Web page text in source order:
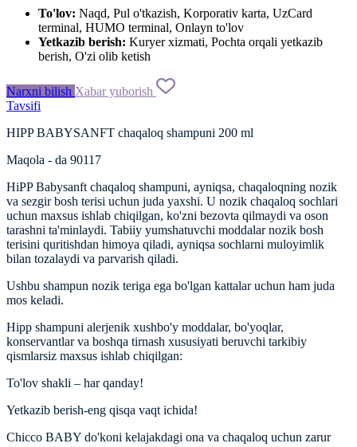
To'lov: Naqd, Pul o'tkazish, Korporativ karta, UzCard
terminal, HUMO terminal, Onlayn to'lov
Yetkazib berish: Kuryer xizmati, Pochta orqali yetkazib
berish, O'zi olib ketish
Narxni bilish Xabar yuborish
Tavsifi
HIPP BABYSANFT chaqaloq shampuni 200 ml
Maqola - da 90117
HiPP Babysanft chaqaloq shampuni, ayniqsa, chaqaloqning nozik
va sezgir bosh terisi uchun juda yaxshi. U nozik chaqaloq sochlari
uchun maxsus ishlab chiqilgan, ko'zni bezovta qilmaydi va oson
tarashni ta'minlaydi. Tabiiy yumshatuvchi moddalar nozik bosh
terisini quritishdan himoya qiladi, ayniqsa sochlarni muloyimlik
bilan tozalaydi va parvarish qiladi.
Ushbu shampun nozik teriga ega bo'lgan kattalar uchun ham juda
mos keladi.
Hipp shampuni alerjenik xushbo'y moddalar, bo'yoqlar,
konservantlar va boshqa tirnash xususiyati beruvchi tarkibiy
qismlarsiz maxsus ishlab chiqilgan:
To'lov shakli – har qanday!
Yetkazib berish-eng qisqa vaqt ichida!
Chicco BABY do'koni kelajakdagi ona va chaqaloq uchun zarur